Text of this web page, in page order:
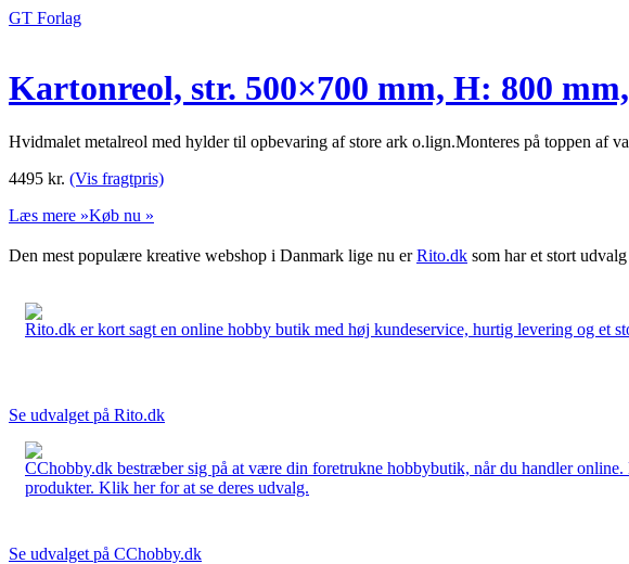
GT Forlag
Kartonreol, str. 500×700 mm, H: 800
Hvidmalet metalreol med hylder til opbevaring af store ark o.lign.Monteres på toppen af
4495 kr. (Vis fragtpris)
Læs mere »Køb nu »
Den mest populære kreative webshop i Danmark lige nu erRito.dk som har et stort
Rito.dk er kort sagt en online hobby butik med høj kundeservice, hurtig levering og et
Se udvalget på Rito.dk
CChobby.dk bestræber sig på at være din foretrukne hobbybutik, når du handler
produkter. Klik her for at se deres udvalg.
Se udvalget på CChobby.dk